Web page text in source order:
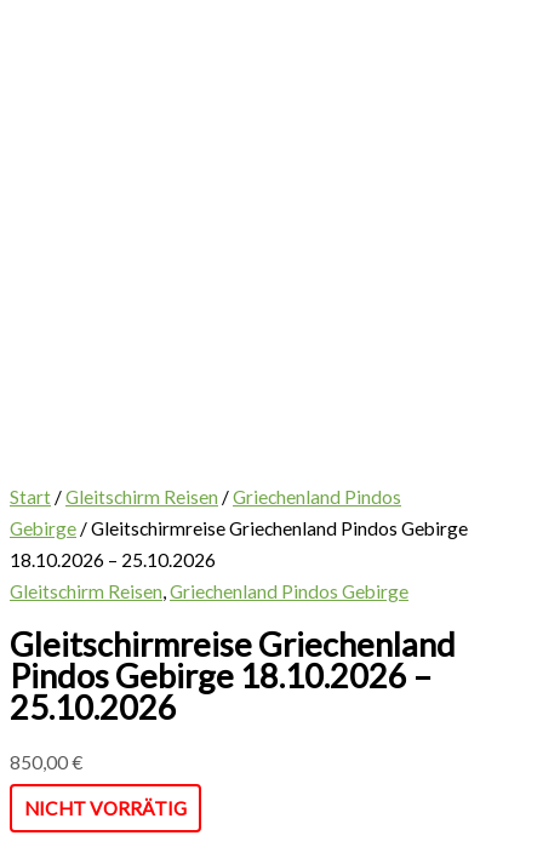
Start/Gleitschirm Reisen /Griechenland Pindos
Gebirge/ Gleitschirmreise Griechenland Pindos Gebirge
18.10.2026 – 25.10.2026
Gleitschirm Reisen,Griechenland Pindos Gebirge
Gleitschirmreise Griechenland
Pindos Gebirge 18.10.2026 –
25.10.2026
850,00€
NICHT VORRÄTIG